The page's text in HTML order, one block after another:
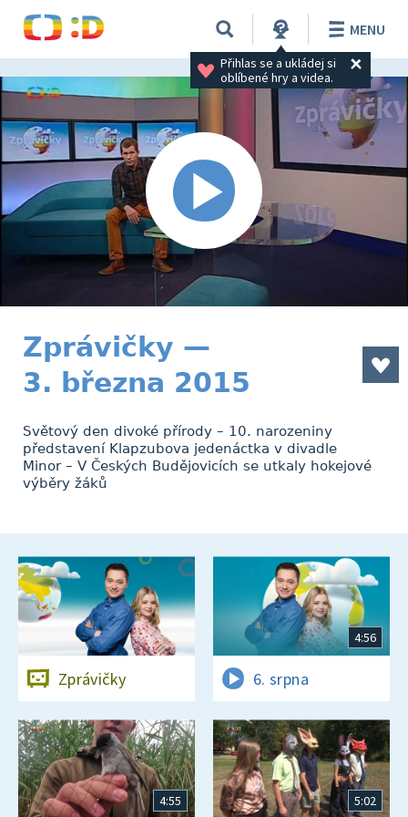
Přihlas se a ukládej si
oblíbené hry a videa.
MENU
Zprávičky —
3. března 2015
Světový den divoké přírody – 10. narozeniny
představení Klapzubova jedenáctka v divadle
Minor – V Českých Budějovicích se utkaly hokejové
výběry žáků
Zprávičky
4:56
6. srpna
4:55 5:02